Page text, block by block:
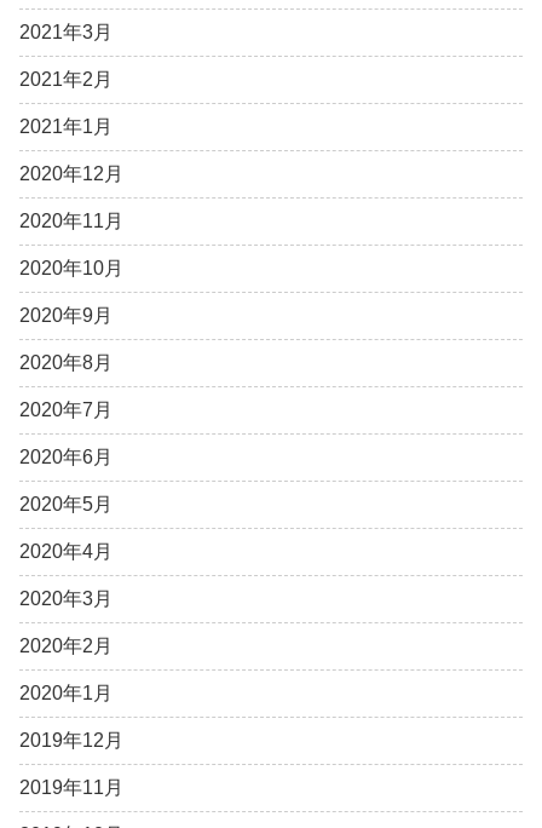
2021年3月
2021年2月
2021年1月
2020年12月
2020年11月
2020年10月
2020年9月
2020年8月
2020年7月
2020年6月
2020年5月
2020年4月
2020年3月
2020年2月
2020年1月
2019年12月
2019年11月